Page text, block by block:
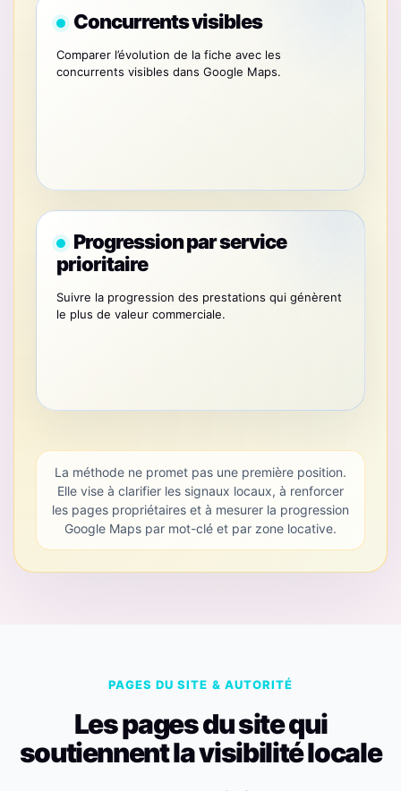
Concurrents visibles
Comparer l’évolution de la fiche avec les
concurrents visibles dans Google Maps.
Progression par service
prioritaire
Suivre la progression des prestations qui génèrent
le plus de valeur commerciale.
La méthode ne promet pas une première position.
Elle vise à clarifier les signaux locaux, à renforcer
les pages propriétaires et à mesurer la progression
Google Maps par mot-clé et par zone locative.
PAGES DU SITE & AUTORITÉ
Les pages du site qui
soutiennent la visibilité locale